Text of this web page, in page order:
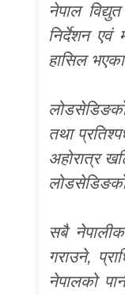
नेपाल
निर्देशन एवं
हासिल
तथा
अहोरात्र
सबै
गराउने,
नेपालको